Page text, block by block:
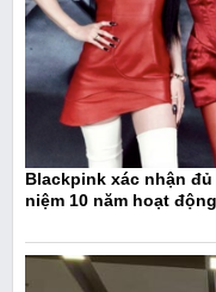
Blackpink xác nhận
niệm 10 năm hoạt động